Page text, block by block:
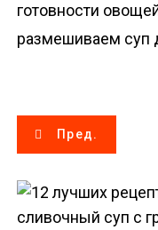
готовности
размешиваем суп
Н
а
в
Пред.